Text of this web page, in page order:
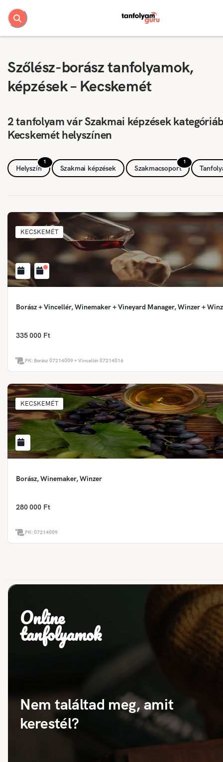
Szőlész-borász tanfolyamok,
képzések – Kecskemét
2 tanfolyam vár Szakmai képzések
Kecskemét helyszínen
1
Helyszín Szakmai képzések
1
Szakmacsoport
KECSKEMÉT
Borász + Vincellér, Winemaker + Vineyard Manager, Winzer +
335 000 Ft
PK: Borász 07214009 + Vincellér 07214016
KECSKEMÉT
Borász, Winemaker, Winzer
280 000 Ft
PK:07214009
Online
tanfolyamok
Nem találtad meg, amit
kerestél?